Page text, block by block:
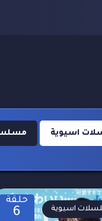
اسيوية
حلقة
6 اسيوية